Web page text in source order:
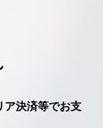
決済等でお支